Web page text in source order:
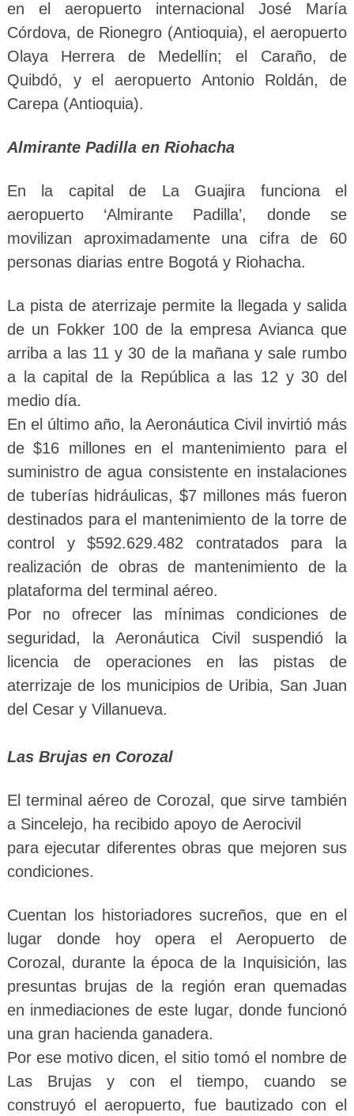
en el aeropuerto internacional José María
Córdova, de Rionegro (Antioquia), el aeropuerto
Olaya Herrera de Medellín; el Caraño, de
Quibdó, y el aeropuerto Antonio Roldán, de
Carepa (Antioquia).
Almirante Padilla en Riohacha
En la capital de La Guajira funciona el
aeropuerto ‘Almirante Padilla’, donde se
movilizan aproximadamente una cifra de 60
personas diarias entre Bogotá y Riohacha.
La pista de aterrizaje permite la llegada y salida
de un Fokker 100 de la empresa Avianca que
arriba a las 11 y 30 de la mañana y sale rumbo
a la capital de la República a las 12 y 30 del
medio día.
En el último año, la Aeronáutica Civil invirtió más
de $16 millones en el mantenimiento para el
suministro de agua consistente en instalaciones
de tuberías hidráulicas, $7 millones más fueron
destinados para el mantenimiento de la torre de
control y $592.629.482 contratados para la
realización de obras de mantenimiento de la
plataforma del terminal aéreo.
Por no ofrecer las mínimas condiciones de
seguridad, la Aeronáutica Civil suspendió la
licencia de operaciones en las pistas de
aterrizaje de los municipios de Uribia, San Juan
del Cesar y Villanueva.
Las Brujas en Corozal
El terminal aéreo de Corozal, que sirve también
a Sincelejo, ha recibido apoyo de Aerocivil
para ejecutar diferentes obras que mejoren sus
condiciones.
Cuentan los historiadores sucreños, que en el
lugar donde hoy opera el Aeropuerto de
Corozal, durante la época de la Inquisición, las
presuntas brujas de la región eran quemadas
en inmediaciones de este lugar, donde funcionó
una gran hacienda ganadera.
Por ese motivo dicen, el sitio tomó el nombre de
Las Brujas y con el tiempo, cuando se
construyó el aeropuerto, fue bautizado con el